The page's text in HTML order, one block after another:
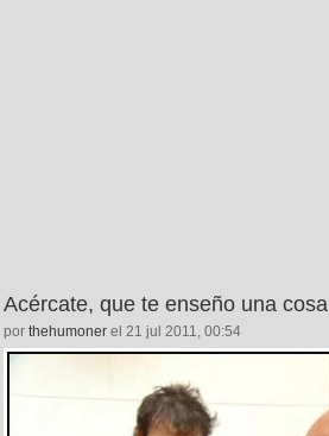
Acércate, que te enseño una cosa
por thehumoner el 21 jul 2011, 00:54